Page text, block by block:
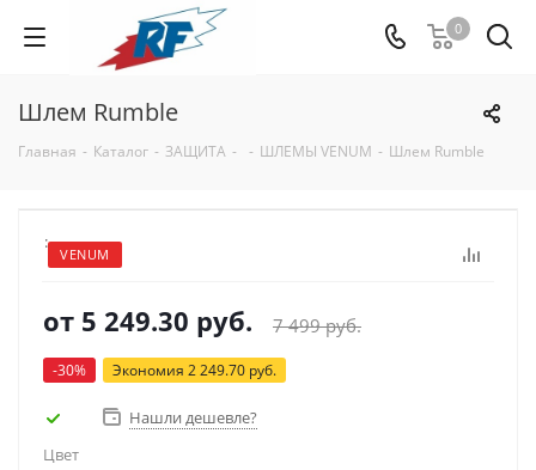
0
Шлем Rumble
Главная - Каталог - ЗАЩИТА - - ШЛЕМЫ VENUM - Шлем Rumble
VENUM
:
от 5 249.30 руб. 7 499 руб.
-30% Экономия 2 249.70 руб.
Нашли дешевле?
Цвет